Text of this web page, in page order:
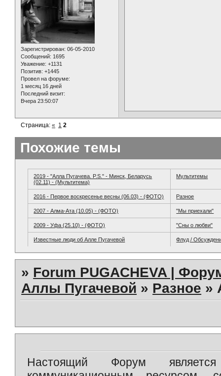
Зарегистрирован: 06-05-2010
Сообщений: 1695
Уважение: +1131
Позитив: +1445
Провел на форуме:
1 месяц 16 дней
Последний визит:
Вчера 23:50:07
Страница:« 1 2
Похожие темы
2019 - "Алла Пугачева. P.S." - Минск, Беларусь
(02.11) - (Мультитема)
Мультитемы
2016 - Первое воскресенье весны (06.03) - (ФОТО) Разное
2007 - Алма-Ата (10.05) - (ФОТО) "Мы приехали"
2009 - Уфа (25.10) - (ФОТО) "Сны о любви"
Известные люди об Алле Пугачевой Флуд /
» Forum PUGACHEVA |
Аллы Пугачевой » Разное »
Настоящий Форум является